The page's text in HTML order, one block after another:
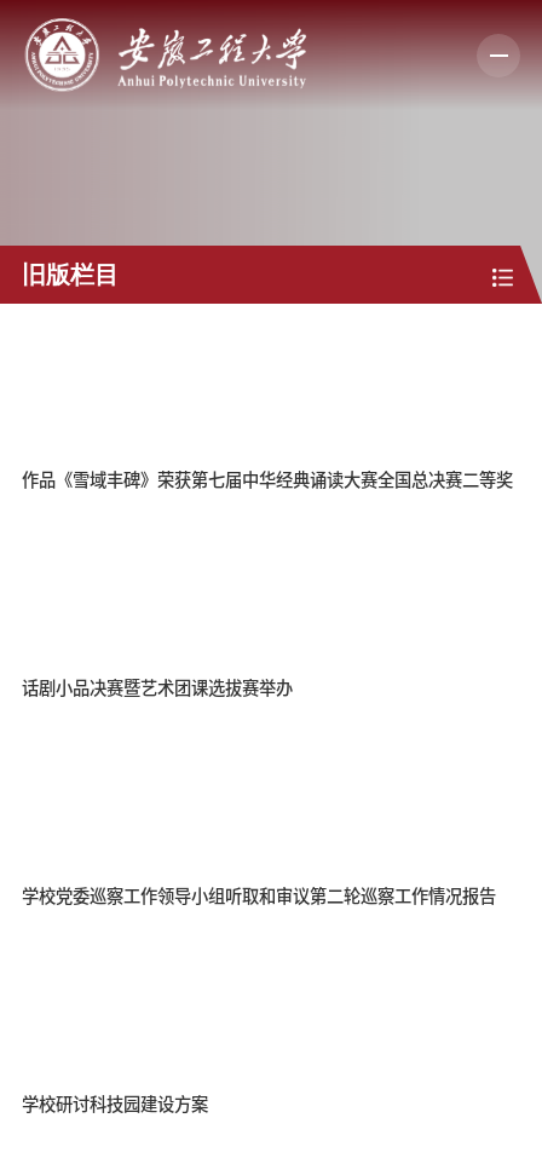
旧版栏目
作品《雪域丰碑》荣获第七届中华经典诵读大赛全国总决赛二等奖
话剧小品决赛暨艺术团课选拔赛举办
学校党委巡察工作领导小组听取和审议第二轮巡察工作情况报告
学校研讨科技园建设方案